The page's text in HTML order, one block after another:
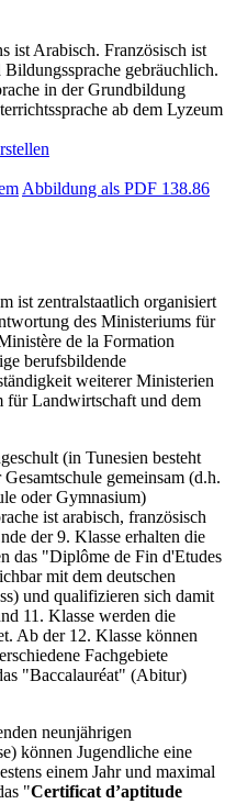
ist Arabisch. Französisch ist
gebräuchlich.
in der Grundbildung
ab dem Lyzeum
Abbildung als PDF 138.86
ist zentralstaatlich organisiert
des Ministeriums für
de la Formation
berufsbildende
weiterer Ministerien
für Landwirtschaft und dem
(in Tunesien besteht
gemeinsam (d.h.
oder Gymnasium)
ist arabisch, französisch
der 9. Klasse erhalten die
das "Diplôme de Fin d'Etudes
mit dem deutschen
und qualifizieren sich damit
11. Klasse werden die
Ab der 12. Klasse können
Fachgebiete
"Baccalauréat" (Abitur)
neunjährigen
können Jugendliche eine
einem Jahr und maximal
"Certificat d’aptitude